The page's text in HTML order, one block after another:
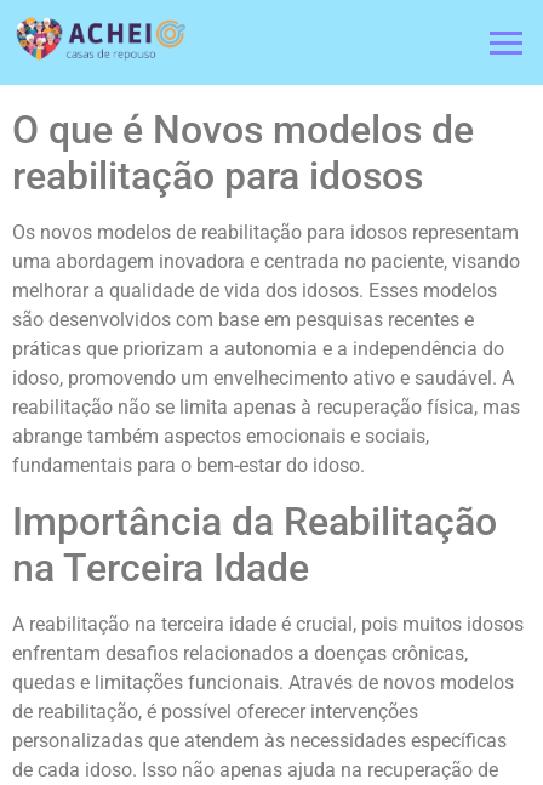
O que é Novos modelos de
reabilitação para idosos
Os novos modelos de reabilitação para idosos representam
uma abordagem inovadora e centrada no paciente, visando
melhorar a qualidade de vida dos idosos. Esses modelos
são desenvolvidos com base em pesquisas recentes e
práticas que priorizam a autonomia e a independência do
idoso, promovendo um envelhecimento ativo e saudável. A
reabilitação não se limita apenas à recuperação física, mas
abrange também aspectos emocionais e sociais,
fundamentais para o bem-estar do idoso.
Importância da Reabilitação
na Terceira Idade
A reabilitação na terceira idade é crucial, pois muitos idosos
enfrentam desafios relacionados a doenças crônicas,
quedas e limitações funcionais. Através de novos modelos
de reabilitação, é possível oferecer intervenções
personalizadas que atendem às necessidades específicas
de cada idoso. Isso não apenas ajuda na recuperação de